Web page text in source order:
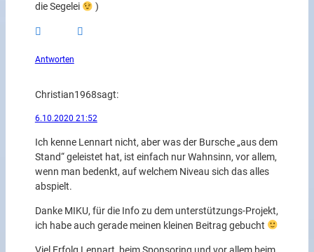
die Segelei
)
Antworten
Christian1968sagt:
6.10.2020 21:52
Ich kenne Lennart nicht, aber was der Bursche „aus dem
Stand“ geleistet hat, ist einfach nur Wahnsinn, vor allem,
wenn man bedenkt, auf welchem Niveau sich das alles
abspielt.
Danke MIKU, für die Info zu dem unterstützungs-Projekt,
ich habe auch gerade meinen kleinen Beitrag gebucht